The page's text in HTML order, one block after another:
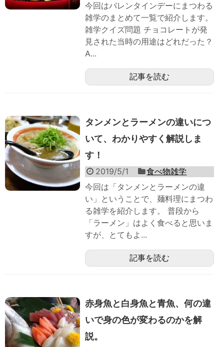
今回はバレンタインデーにまつわる
雑学のまとめて一覧で紹介します。
雑学クイズ問題 チョコレートが発
見された当時の用途はどれだった？
A...
記事を読む
タンメンとラーメンの違いにつ
いて、わかりやすく解説しま
す！
2019/5/1
食べ物雑学
今回は「タンメンとラーメンの違
い」ということで、麺料理にまつわ
る雑学を紹介します。 普段から
「ラーメン」はよく食べると思いま
すが、とてもよ...
記事を読む
赤身魚と白身魚と青魚、何の違
いで身の色が変わるのかを解
説。